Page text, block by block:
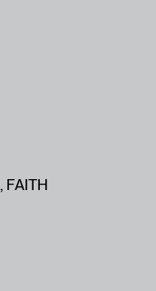
FAITH